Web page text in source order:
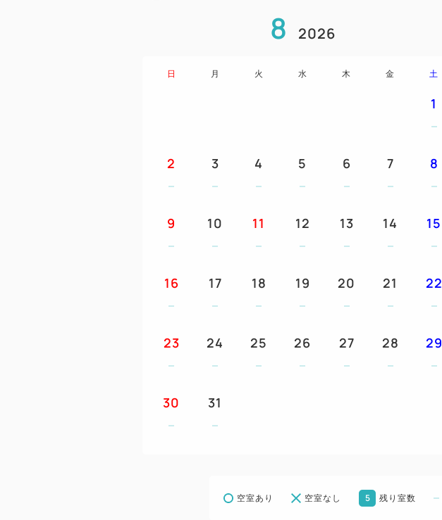
8 2026
日 月 火 水 木 金 土
1
2 3 4 5 6 7 8
9 10 11 12 13 14 15
16 17 18 19 20 21 22
23 24 25 26 27 28 29
30 31
空室あり 空室なし 5 残り室数